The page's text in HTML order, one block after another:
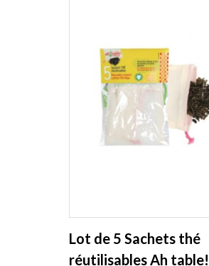
Lot de 5 Sachets thé
réutilisables Ah table!